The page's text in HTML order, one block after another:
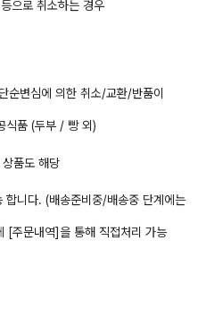
으로 취소하는 경우
순변심에 의한 취소/교환/반품이
식품 (두부 / 빵 외)
품도 해당
합니다. (배송준비중/배송중 단계에는
[주문내역]을 통해 직접처리 가능